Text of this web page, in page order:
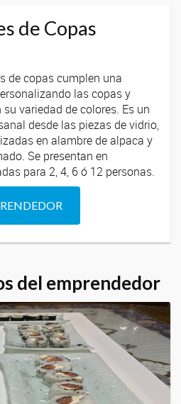
de Copas
de copas cumplen una
las copas y
variedad de colores. Es un
desde las piezas de vidrio,
en alambre de alpaca y
Se presentan en
para 2, 4, 6 ó 12 personas.
del emprendedor